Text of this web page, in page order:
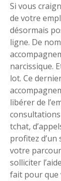
Si vous
de votre
désormais
ligne. De
narcissique.
lot. Ce
libérer de
tchat,
profitez
votre
solliciter
fait pour que